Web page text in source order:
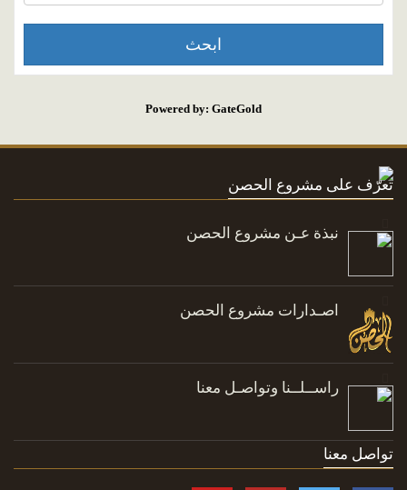
Powered by: GateGold
تعرّف على مشروع الحصن
نبذة عـن مشروع الحصن
اصـدارات مشروع الحصن
راســلــنا وتواصـل معنا
تواصل معنا